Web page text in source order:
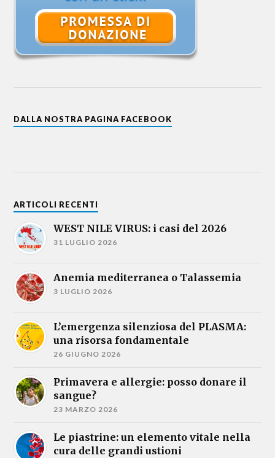
DALLA NOSTRA PAGINA FACEBOOK
ARTICOLI RECENTI
WEST NILE VIRUS: i casi del 2026
31 LUGLIO 2026
Anemia mediterranea o Talassemia
3 LUGLIO 2026
L’emergenza silenziosa del PLASMA:
una risorsa fondamentale
26 GIUGNO 2026
Primavera e allergie: posso donare il
sangue?
23 MARZO 2026
Le piastrine: un elemento vitale nella
cura delle grandi ustioni